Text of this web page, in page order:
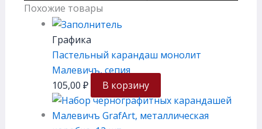
Похожие товары
Графика
Пастельный карандаш монолит
Малевичъ, сепия
105,00 ₽ В корзину